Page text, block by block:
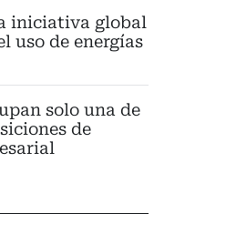
iniciativa global
uso de energías
solo una de
de